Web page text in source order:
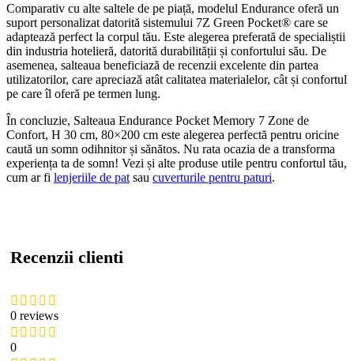
Comparativ cu alte saltele de pe piață, modelul Endurance oferă un
suport personalizat datorită sistemului 7Z Green Pocket® care se
adaptează perfect la corpul tău. Este alegerea preferată de specialiștii
din industria hotelieră, datorită durabilității și confortului său. De
asemenea, salteaua beneficiază de recenzii excelente din partea
utilizatorilor, care apreciază atât calitatea materialelor, cât și confortul
pe care îl oferă pe termen lung.
În concluzie, Salteaua Endurance Pocket Memory 7 Zone de
Confort, H 30 cm, 80×200 cm este alegerea perfectă pentru oricine
caută un somn odihnitor și sănătos. Nu rata ocazia de a transforma
experiența ta de somn! Vezi și alte produse utile pentru confortul tău,
cum ar fi lenjeriile de pat sau cuverturile pentru paturi.
Recenzii clienti
0 reviews
0